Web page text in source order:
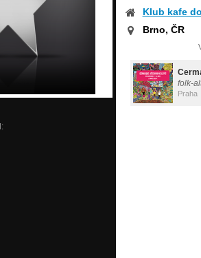
Klub kafe
Brno, ČR
folk-
Praha